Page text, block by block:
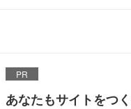
PR
あなたもサイトをつ